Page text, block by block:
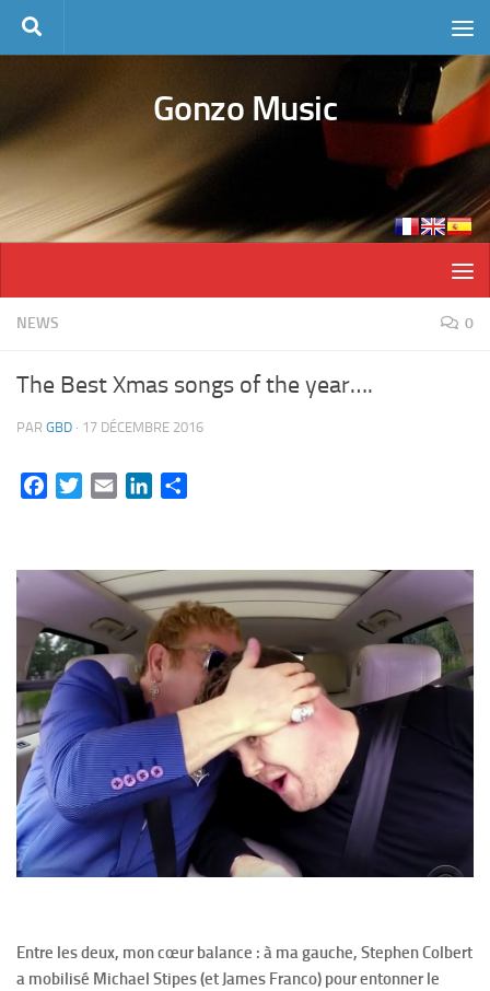
Skip to content
Gonzo Music
NEWS 0
The Best Xmas songs of the year….
PAR GBD · 17 DÉCEMBRE 2016
FacebookTwitterEmail LinkedIn
Entre les deux, mon cœur balance : à ma gauche, Stephen Colbert
a mobilisé Michael Stipes (et James Franco) pour entonner le